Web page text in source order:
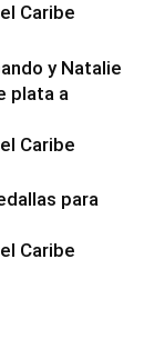
Caribe
y Natalie
plata a
Caribe
para
Caribe